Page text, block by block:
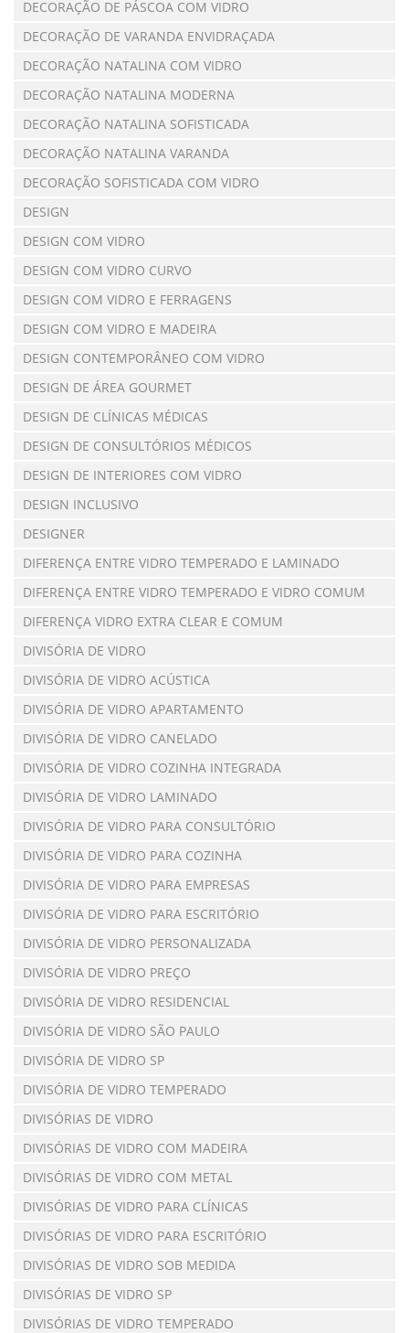
DECORAÇÃO DE PÁSCOA COM VIDRO
DECORAÇÃO DE VARANDA ENVIDRAÇADA
DECORAÇÃO NATALINA COM VIDRO
DECORAÇÃO NATALINA MODERNA
DECORAÇÃO NATALINA SOFISTICADA
DECORAÇÃO NATALINA VARANDA
DECORAÇÃO SOFISTICADA COM VIDRO
DESIGN
DESIGN COM VIDRO
DESIGN COM VIDRO CURVO
DESIGN COM VIDRO E FERRAGENS
DESIGN COM VIDRO E MADEIRA
DESIGN CONTEMPORÂNEO COM VIDRO
DESIGN DE ÁREA GOURMET
DESIGN DE CLÍNICAS MÉDICAS
DESIGN DE CONSULTÓRIOS MÉDICOS
DESIGN DE INTERIORES COM VIDRO
DESIGN INCLUSIVO
DESIGNER
DIFERENÇA ENTRE VIDRO TEMPERADO E LAMINADO
DIFERENÇA ENTRE VIDRO TEMPERADO E VIDRO COMUM
DIFERENÇA VIDRO EXTRA CLEAR E COMUM
DIVISÓRIA DE VIDRO
DIVISÓRIA DE VIDRO ACÚSTICA
DIVISÓRIA DE VIDRO APARTAMENTO
DIVISÓRIA DE VIDRO CANELADO
DIVISÓRIA DE VIDRO COZINHA INTEGRADA
DIVISÓRIA DE VIDRO LAMINADO
DIVISÓRIA DE VIDRO PARA CONSULTÓRIO
DIVISÓRIA DE VIDRO PARA COZINHA
DIVISÓRIA DE VIDRO PARA EMPRESAS
DIVISÓRIA DE VIDRO PARA ESCRITÓRIO
DIVISÓRIA DE VIDRO PERSONALIZADA
DIVISÓRIA DE VIDRO PREÇO
DIVISÓRIA DE VIDRO RESIDENCIAL
DIVISÓRIA DE VIDRO SÃO PAULO
DIVISÓRIA DE VIDRO SP
DIVISÓRIA DE VIDRO TEMPERADO
DIVISÓRIAS DE VIDRO
DIVISÓRIAS DE VIDRO COM MADEIRA
DIVISÓRIAS DE VIDRO COM METAL
DIVISÓRIAS DE VIDRO PARA CLÍNICAS
DIVISÓRIAS DE VIDRO PARA ESCRITÓRIO
DIVISÓRIAS DE VIDRO SOB MEDIDA
DIVISÓRIAS DE VIDRO SP
DIVISÓRIAS DE VIDRO TEMPERADO